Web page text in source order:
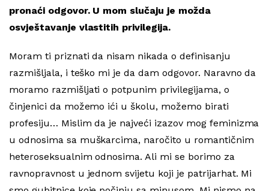
pronaći odgovor. U mom slučaju je možda
osvještavanje vlastitih privilegija.
Moram ti priznati da nisam nikada o definisanju
razmišljala, i teško mi je da dam odgovor. Naravno da
moramo razmišljati o potpunim privilegijama, o
činjenici da možemo ići u školu, možemo birati
profesiju… Mislim da je najveći izazov mog feminizma
u odnosima sa muškarcima, naročito u romantičnim
heteroseksualnim odnosima. Ali mi se borimo za
ravnopravnost u jednom svijetu koji je patrijarhat. Mi